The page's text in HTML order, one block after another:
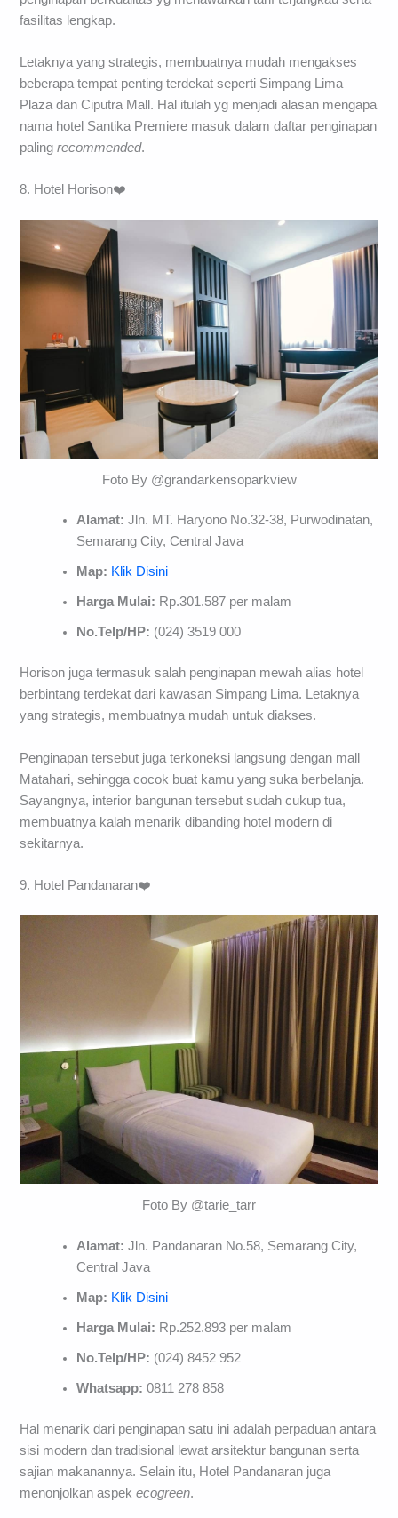
fasilitas lengkap.
Letaknya yang strategis, membuatnya mudah mengakses
beberapa tempat penting terdekat seperti Simpang Lima
Plaza dan Ciputra Mall. Hal itulah yg menjadi alasan mengapa
nama hotel Santika Premiere masuk dalam daftar penginapan
palingrecommended.
8. Hotel Horison❤️
Foto By @grandarkensoparkview
Alamat:Jln. MT. Haryono No.32-38, Purwodinatan,
Semarang City, Central Java
Map: Klik Disini
Harga Mulai: Rp.301.587 per malam
No.Telp/HP: (024) 3519 000
Horison juga termasuk salah penginapan mewah alias hotel
berbintang terdekat dari kawasan Simpang Lima. Letaknya
yang strategis, membuatnya mudah untuk diakses.
Penginapan tersebut juga terkoneksi langsung dengan mall
Matahari, sehingga cocok buat kamu yang suka berbelanja.
Sayangnya, interior bangunan tersebut sudah cukup tua,
membuatnya kalah menarik dibanding hotel modern di
sekitarnya.
9. Hotel Pandanaran❤️
Foto By @tarie_tarr
Alamat:Jln. Pandanaran No.58, Semarang City,
Central Java
Map: Klik Disini
Harga Mulai: Rp.252.893 per malam
No.Telp/HP: (024) 8452 952
Whatsapp:0811 278 858
Hal menarik dari penginapan satu ini adalah perpaduan antara
sisi modern dan tradisional lewat arsitektur bangunan serta
sajian makanannya. Selain itu, Hotel Pandanaran juga
menonjolkan aspekecogreen.